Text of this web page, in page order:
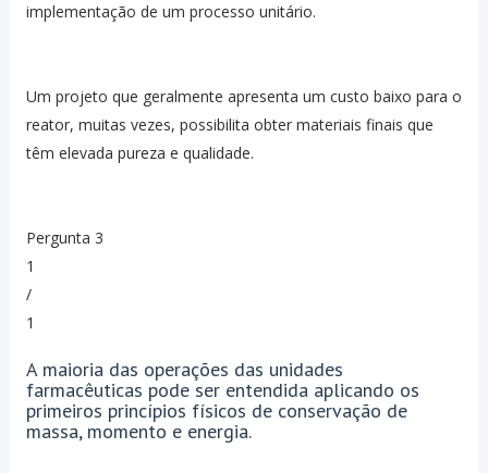
implementação de um processo unitário.
Um projeto que geralmente apresenta um custo baixo para o
reator, muitas vezes, possibilita obter materiais finais que
têm elevada pureza e qualidade.
Pergunta 3
1
/
1
A maioria das operações das unidades
farmacêuticas pode ser entendida aplicando os
primeiros princípios físicos de conservação de
massa, momento e energia.